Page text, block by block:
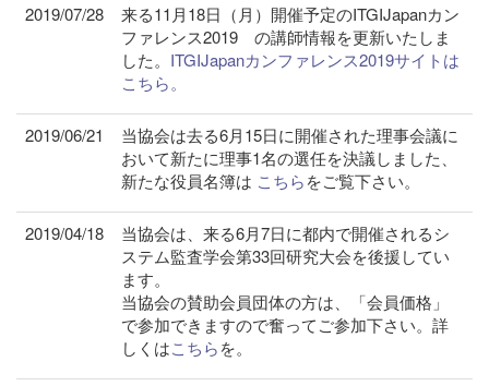
2019/07/28
来る11月18日（月）開催予定のITGIJapanカン
ファレンス2019 の講師情報を更新いたしま
した。 ITGIJapanカンファレンス2019サイトは
こちら。
2019/06/21
当協会は去る6月15日に開催された理事会議に
おいて新たに理事1名の選任を決議しました、
新たな役員名簿は こちらをご覧下さい。
2019/04/18
当協会は、来る6月7日に都内で開催されるシ
ステム監査学会第33回研究大会を後援してい
ます。
当協会の賛助会員団体の方は、「会員価格」
で参加できますので奮ってご参加下さい。詳
しくはこちらを。